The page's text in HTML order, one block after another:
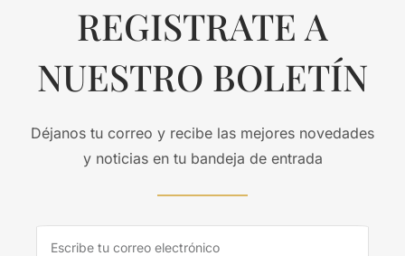
REGISTRATE A
NUESTRO BOLETÍN
Déjanos tu correo y recibe las mejores novedades
y noticias en tu bandeja de entrada